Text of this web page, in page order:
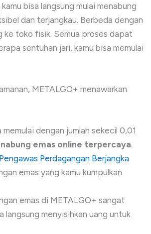
bisa langsung mulai menabung
dan terjangkau. Berbeda dengan
ke toko fisik. Semua proses dapat
sentuhan jari, kamu bisa memulai
METALGO+ menawarkan
dengan jumlah sekecil 0,01
nabung emas online terpercaya.
Perdagangan Berjangka
emas yang kamu kumpulkan
emas di METALGO+ sangat
langsung menyisihkan uang untuk